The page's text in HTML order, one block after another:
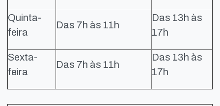
Quinta-
feira
Das 7h às 11h
Das 13h às
17h
Sexta-
feira
Das 7h às 11h
Das 13h às
17h